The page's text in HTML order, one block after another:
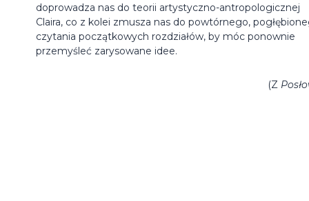
doprowadza nas do teorii artystyczno-antropologicznej
Claira, co z kolei zmusza nas do powtórnego,
czytania początkowych rozdziałów, by móc ponownie
przemyśleć zarysowane idee.
(Z